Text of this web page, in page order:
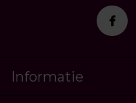
Informatie